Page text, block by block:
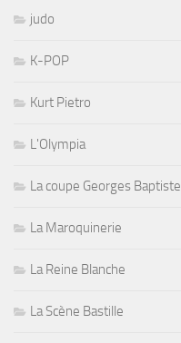
judo
K-POP
Kurt Pietro
L'Olympia
La coupe Georges Baptiste
La Maroquinerie
La Reine Blanche
La Scène Bastille